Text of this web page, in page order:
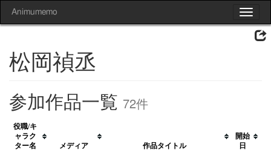
Toggle
Animumemo
松岡禎丞
参加作品一覧 72件
役職/キ
ャラク
ター名
メディア 作品タイトル
開始
日